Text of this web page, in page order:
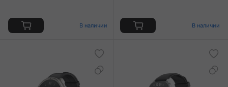
В наличии В наличии